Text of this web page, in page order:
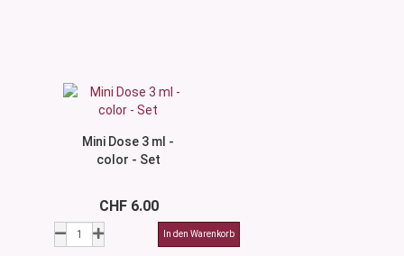
Mini Dose 3 ml -
color - Set
CHF 6.00